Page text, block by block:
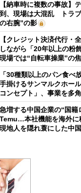
【納車時に複数の事故】
到、現場は大混乱 トラ
の右腕”の影
【クレジット決済代行・
しながら「20年以上の
現場では“自転車操業”の
「30種類以上のパン食べ
手掛けるサンマルクホー
コンセプト」、事業を多
急増する中国企業の“国
Temu…本社機能を海外
現地人を隠れ蓑にした中